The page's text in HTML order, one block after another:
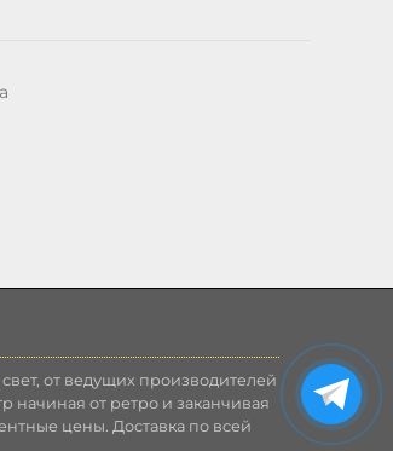
от ведущих производителей
начиная от ретро и заканчивая
цены. Доставка по всей